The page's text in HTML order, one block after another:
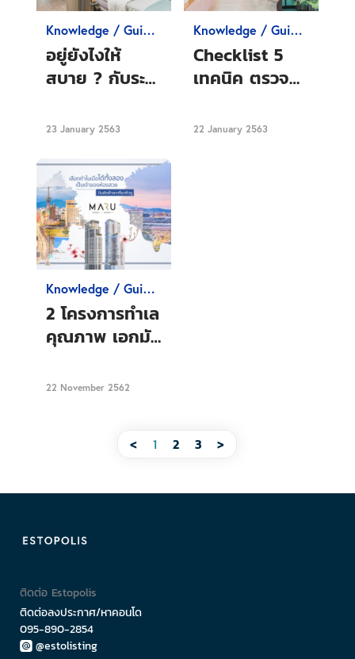
Knowledge / Guide
Condo
อยู่ยังไงให้
สบาย ? กับระยะ
ภายในคอนโด ที่
มองข้าม
23 January 2563
Knowledge / Guide
Condo
Checklist 5
เทคนิค ตรวจ
เอง ไม่เปลือง
22 January 2563
Knowledge / Guide
Condo
2 โครงการทำเล
คุณภาพ เอกมัย
สไตล์ดีๆ ที่คุณ
22 November 2562
< 1 2 3 >
ติดต่อ Estopolis
ติดต่อลงประกาศ/หาคอนโด
095-890-2854
@estolisting